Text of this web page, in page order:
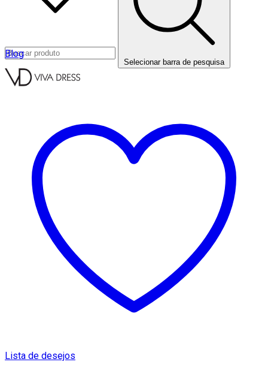
Blog
Selecionar barra de pesquisa
Lista de desejos